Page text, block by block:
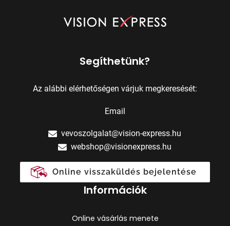
Segíthetünk?
Az alábbi elérhetőségen várjuk megkeresését:
Email
vevoszolgalat@vision-express.hu
webshop@visionexpress.hu
Online visszaküldés bejelentése
Információk
Online vásárlás menete